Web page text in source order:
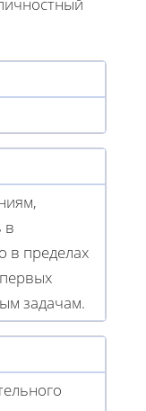
в
в пределах
задачам.